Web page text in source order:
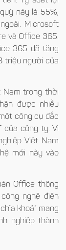
này là 55%,
Microsoft
và Office 365.
365 đã tăng
triệu người của
Nam trong thời
được nhiều
công cụ đắc
của công ty. Vì
Việt Nam
mới này vào
Office thông
nghệ điện
khoá” mang
nghiệp thành